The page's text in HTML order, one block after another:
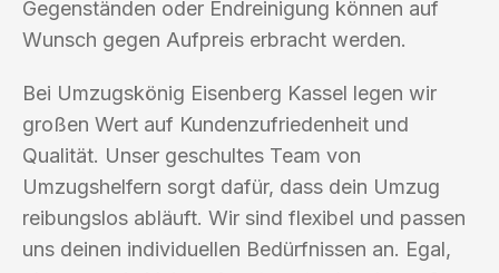
Gegenständen oder Endreinigung können auf
Wunsch gegen Aufpreis erbracht werden.
Bei Umzugskönig Eisenberg Kassel legen wir
großen Wert auf Kundenzufriedenheit und
Qualität. Unser geschultes Team von
Umzugshelfern sorgt dafür, dass dein Umzug
reibungslos abläuft. Wir sind flexibel und passen
uns deinen individuellen Bedürfnissen an. Egal,